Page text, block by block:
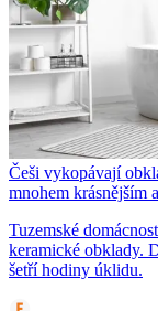
Češi vykopávají
mnohem krásnějším
Tuzemské
keramické obklady.
šetří hodiny úklidu.